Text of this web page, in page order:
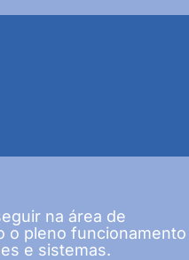
na área de
o pleno funcionamento
e sistemas.